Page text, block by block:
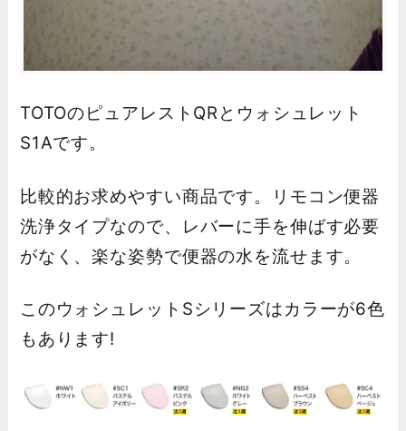
TOTOのピュアレストQRとウォシュレット
S1Aです。
比較的お求めやすい商品です。リモコン便器
洗浄タイプなので、レバーに手を伸ばす必要
がなく、楽な姿勢で便器の水を流せます。
このウォシュレットSシリーズはカラーが6色
もあります!